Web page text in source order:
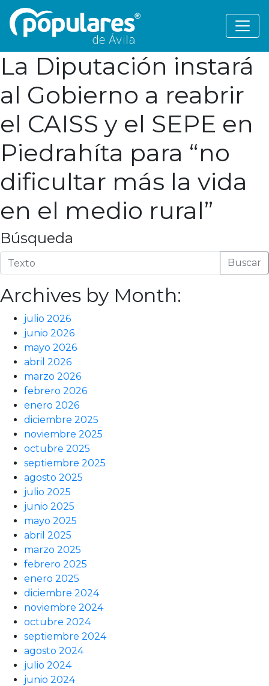
La Diputación instará
al Gobierno a reabrir
el CAISS y el SEPE en
Piedrahíta para “no
dificultar más la vida
en el medio rural”
Búsqueda
Buscar
Archives by Month:
julio 2026
junio 2026
mayo 2026
abril 2026
marzo 2026
febrero 2026
enero 2026
diciembre 2025
noviembre 2025
octubre 2025
septiembre 2025
agosto 2025
julio 2025
junio 2025
mayo 2025
abril 2025
marzo 2025
febrero 2025
enero 2025
diciembre 2024
noviembre 2024
octubre 2024
septiembre 2024
agosto 2024
julio 2024
junio 2024